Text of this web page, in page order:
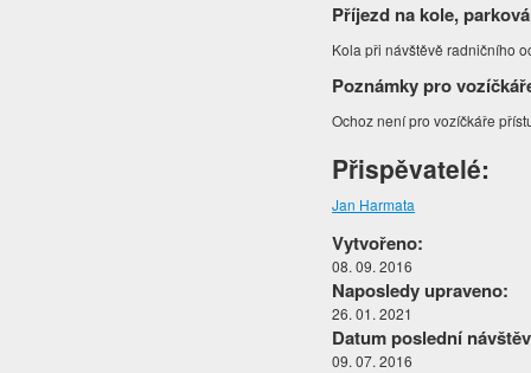
Příjezd na kole,
Kola při návštěvě radničního
Poznámky pro
Ochoz není pro vozíčkáře
Přispěvatelé:
Jan Harmata
Vytvořeno:
08. 09. 2016
Naposledy upraveno:
26. 01. 2021
Datum poslední
09. 07. 2016